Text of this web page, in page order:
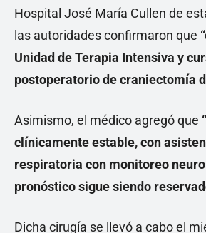
Hospital José María Cullen de
las autoridades confirmaron que
Unidad de Terapia Intensiva y
postoperatorio de craniectomía
Asimismo, el médico agregó que
clínicamente estable, con
respiratoria con monitoreo
pronóstico sigue siendo
Dicha cirugía se llevó a cabo el